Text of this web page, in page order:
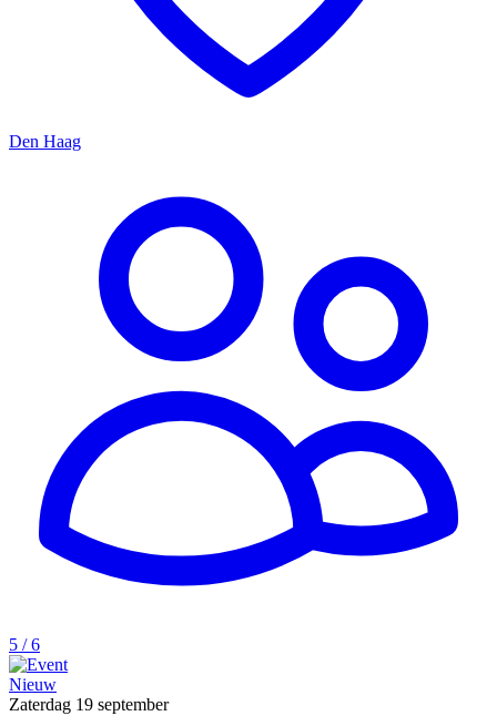
Den Haag
5 / 6
Nieuw
Zaterdag 19 september